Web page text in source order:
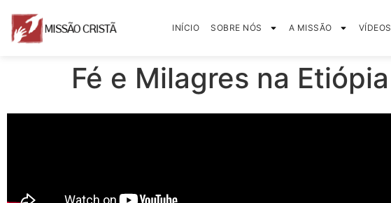
INÍCIO SOBRE NÓS A MISSÃO VÍDEOS
Fé e Milagres na Etiópia